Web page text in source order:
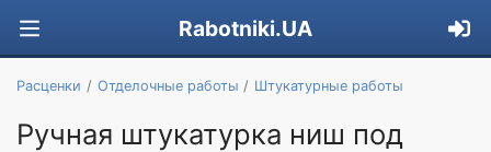
Rabotniki.UA
Расценки Отделочные работы Штукатурные работы
Ручная штукатурка ниш под